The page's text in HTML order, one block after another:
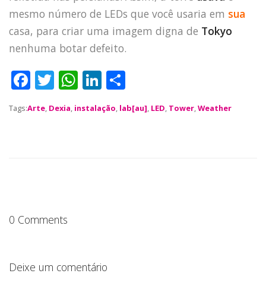
CONTATO
mesmo número de LEDs que você usaria em sua
casa, para criar uma imagem digna de Tokyo
nenhuma botar defeito.
F
a
c
k
T
w
it
W
h
a
Li
n
k
h
a
Tags:Arte, Dexia, instalação, lab[au], LED, Tower,Weather
0 Comments
Deixe um comentário